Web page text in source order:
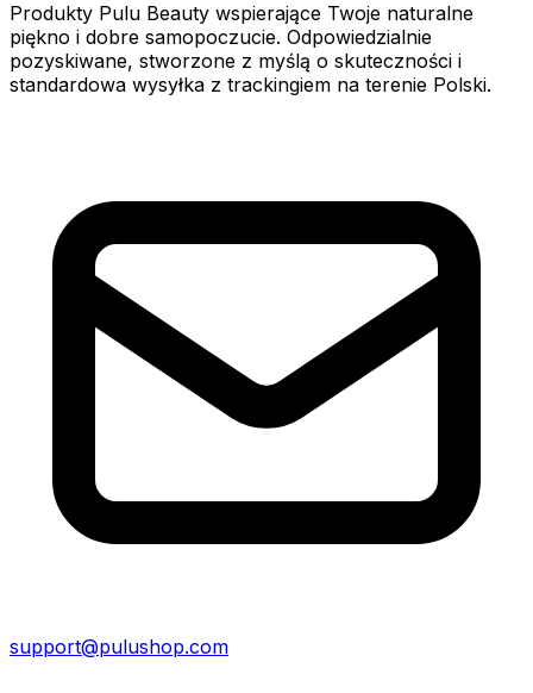
Produkty Pulu Beauty wspierające Twoje naturalne
piękno i dobre samopoczucie. Odpowiedzialnie
pozyskiwane, stworzone z myślą o skuteczności i
standardowa wysyłka z trackingiem na terenie Polski.
support@pulushop.com